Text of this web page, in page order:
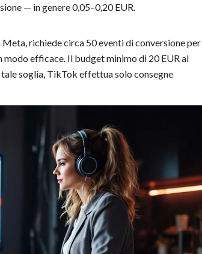
— in genere 0,05–0,20 EUR.
richiede circa 50 eventi di conversione per
efficace. Il budget minimo di 20 EUR al
soglia, TikTok effettua solo consegne